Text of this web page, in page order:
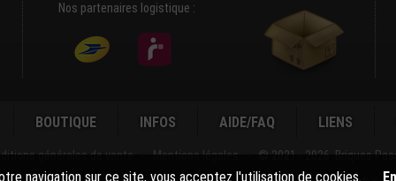
Nos partenaires logistique :
BOUTIQUE INFOS AIDE/FAQ LIENS
générales de vente Mentions légales © 2021 - 2026 Briques
navigation sur ce site, vous acceptez l'utilisation de cookies.